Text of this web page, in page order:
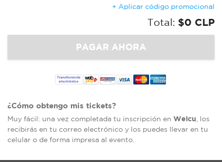
+ Aplicar código promocional
Total: $0 CLP
¿Cómo obtengo mis tickets?
Muy fácil: una vez completada tu inscripción en Welcu , los
recibirás en tu correo electrónico y los puedes llevar en tu
celular o de forma impresa al evento.